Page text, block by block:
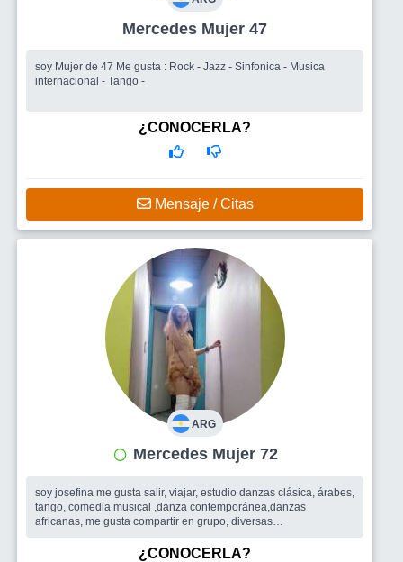
Mercedes Mujer 47
soy Mujer de 47 Me gusta : Rock - Jazz - Sinfonica - Musica
internacional - Tango -
¿CONOCERLA?
Mensaje / Citas
ARG
Mercedes Mujer 72
soy josefina me gusta salir, viajar, estudio danzas clásica, árabes,
tango, comedia musical ,danza contemporánea,danzas
africanas, me gusta compartir en grupo, diversas
Gente con onda;positiva ;compañera/o sin juzgarme por
¿CONOCERLA?